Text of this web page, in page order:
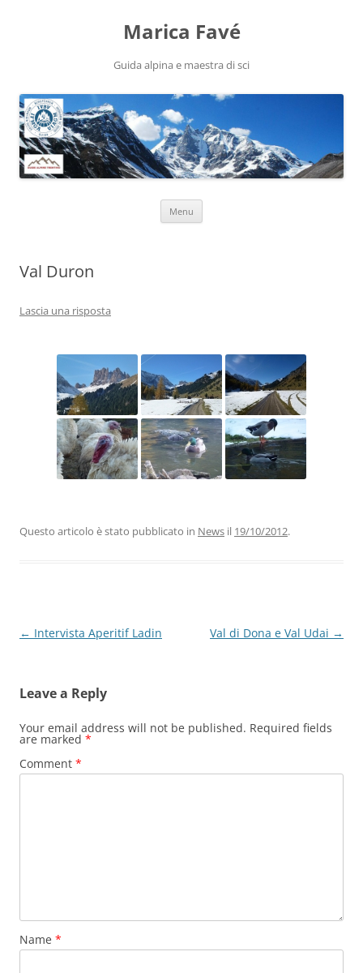
Marica Favé
Guida alpina e maestra di sci
Menu
Val Duron
Lascia una risposta
Questo articolo è stato pubblicato in News il 19/10/2012.
Navigazione
← Intervista Aperitif Ladin Val di Dona e Val Udai →
Leave a Reply
Your email address will not be published. Required fields
are marked *
Comment *
Name *